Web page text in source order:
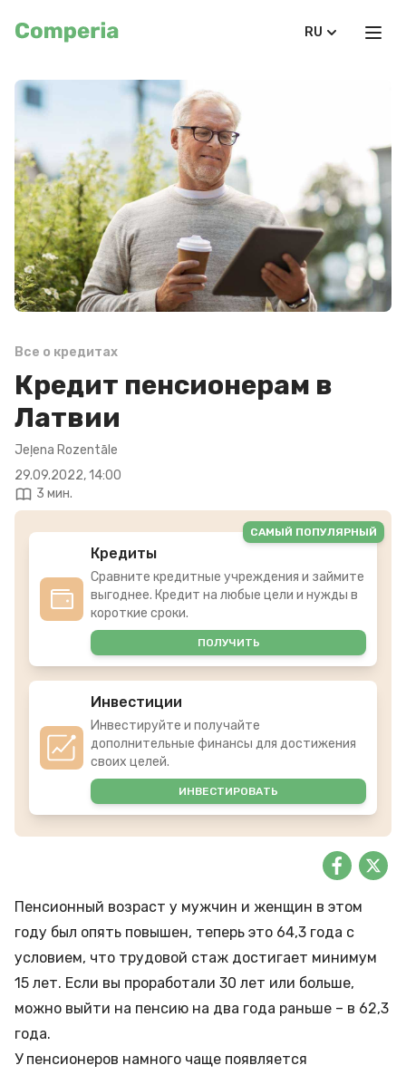
RU
Все о кредитах
Кредит пенсионерам в
Латвии
Jeļena Rozentāle
29.09.2022, 14:00
3 мин.
Кредиты
Сравните кредитные учреждения и займите
выгоднее. Кредит на любые цели и нужды в
короткие сроки.
ПОЛУЧИТЬ
САМЫЙ ПОПУЛЯРНЫЙ
Инвестиции
Инвестируйте и получайте
дополнительные финансы для достижения
своих целей.
ИНВЕСТИРОВАТЬ
Пенсионный возраст у мужчин и женщин в этом
году был опять повышен, теперь это 64,3 года с
условием, что трудовой стаж достигает минимум
15 лет. Если вы проработали 30 лет или больше,
можно выйти на пенсию на два года раньше – в 62,3
года.
У пенсионеров намного чаще появляется